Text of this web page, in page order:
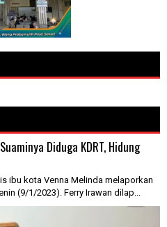
Diduga KDRT, Hidung
ibu kota Venna Melinda melaporkan
(9/1/2023). Ferry Irawan dilap...